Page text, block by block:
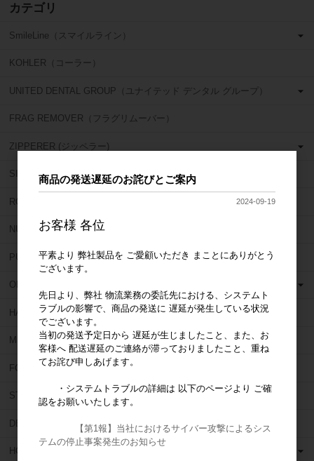
カテゴリ
SmileLine（スマイルライン）
KOHLER（コーラー）
UNITED DENTAL GROUP（ユナイテッド デンタル グループ）
FRAG REMOVER（フラグリムーバー）
ZIPPERER (ジッペラー)
SIMIT(シミット)
ROEKO (ロエコ)
NU SMILE (ニュー スマイル)
PULPDENT (パルプデント)
OBUTURA SPARTAN (オブチュラスパルタン)
HAHNENKRATT (ハーネンクラット)
MIRROR GEAR (ミラーギア)
FORUM (フォーラム)
STAR DENTAL (スターデンタル)
DEN TOUCH (デンタッチ)
HORICO (ホリコ)
商品の発送遅延のお詫びとご案内
2024-09-19
お客様 各位
平素より 弊社製品を ご愛顧いただき まことにありがとう
ございます。
先日より、弊社 物流業務の委託先における、システムト
ラブルの影響で、商品の発送に 遅延が発生している状況
でございます。
当初の発送予定日から 遅延が生じましたこと、また、お
客様へ 配送遅延のご連絡が滞っておりましたこと、重ね
てお詫び申しあげます。
・システムトラブルの詳細は 以下のページより ご確
認をお願いいたします。
【第1報】当社におけるサイバー攻撃によるシス
テムの停止事案発生のお知らせ